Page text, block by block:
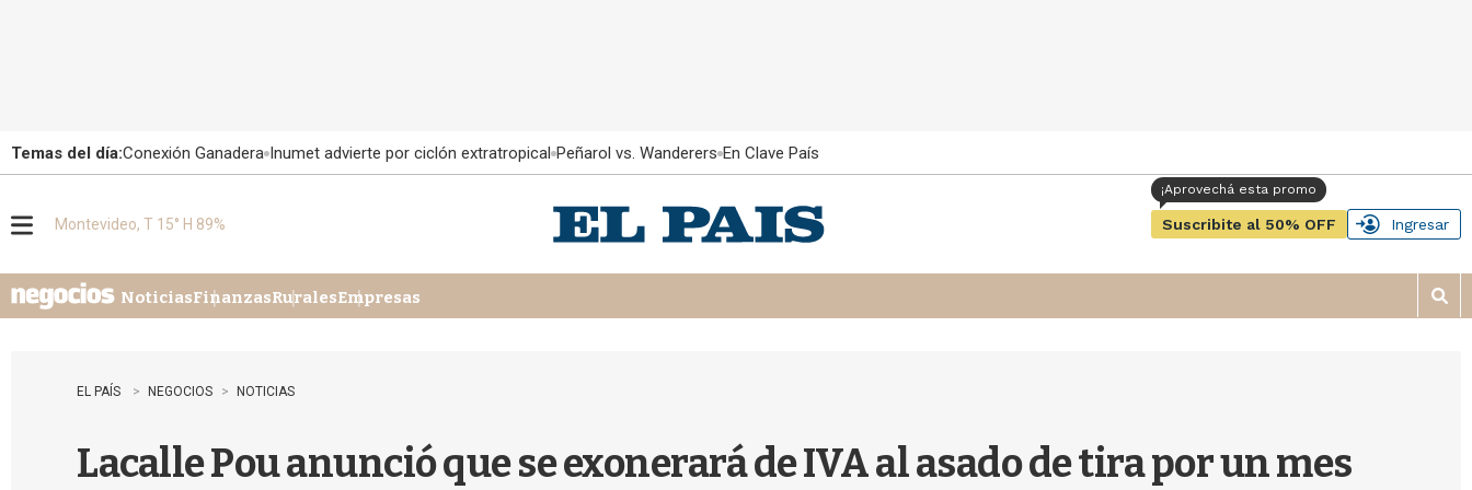
Temas del día:Conexión Ganadera Inumet advierte por ciclón extratropical Peñarol vs. Wanderers En Clave País
u
Montevideo, T 15° H 89% Suscribite al 50% OFF Ingresar
NoticiasFinanzasRuralesEmpresas
M
o
EL PAÍS NEGOCIOS NOTICIAS
Lacalle Pou anunció que se exonerará de IVA al asado de tira por un mes